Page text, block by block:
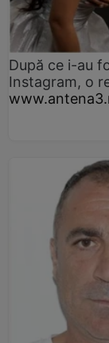
După ce i-au
Instagram, o